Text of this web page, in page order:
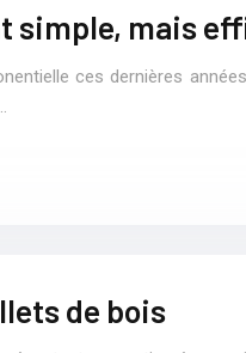
mais
ces dernières
de bois